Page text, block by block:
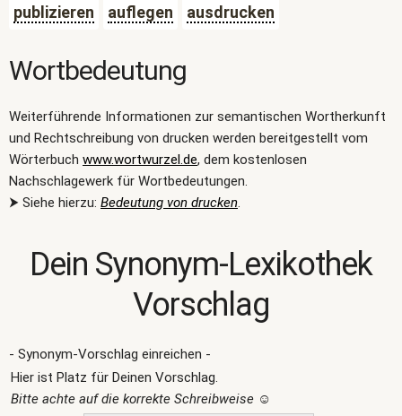
publizieren auflegen ausdrucken
Wortbedeutung
Weiterführende Informationen zur semantischen Wortherkunft
und Rechtschreibung von drucken werden bereitgestellt vom
Wörterbuch www.wortwurzel.de, dem kostenlosen
Nachschlagewerk für Wortbedeutungen.
⮞ Siehe hierzu: Bedeutung von drucken.
Dein Synonym-Lexikothek
Vorschlag
- Synonym-Vorschlag einreichen -
Hier ist Platz für Deinen Vorschlag.
Bitte achte auf die korrekte Schreibweise ☺